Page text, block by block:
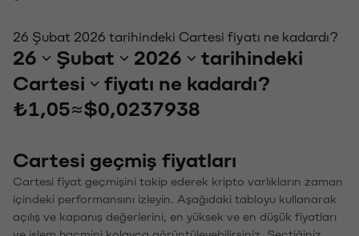
26 Şubat 2026 tarihindeki Cartesi fiyatı ne kadardı?
26 Şubat 2026
tarihindeki
Cartesi
fiyatı ne kadardı?
₺1,05≈$0,0237938
Cartesi geçmiş fiyatları
Cartesi fiyat geçmişini takip ederek kripto varlıkların zaman
içindeki performansını izleyin. Aşağıdaki tabloyu kullanarak
açılış ve kapanış değerlerini, en yüksek ve en düşük fiyatları
ve işlem hacmini kolayca görüntüleyebilirsiniz. Seçtiğiniz